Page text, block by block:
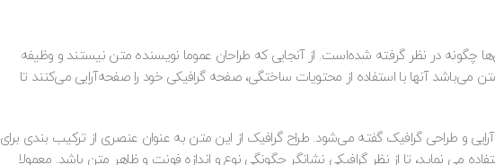
چگونه در نظر گرفته شده‌است. از آنجایی که طراحان عموما نویسنده متن نیستند و وظیفه
می‌باشد آنها با استفاده از محتویات ساختگی، صفحه گرافیکی خود را صفحه‌آرایی می‌کنند تا
و طراحی گرافیک گفته می‌شود. طراح گرافیک از این متن به عنوان عنصری از ترکیب بندی برای
نماید، تا از نظر گرافیکی نشانگر چگونگی نوع و اندازه فونت و ظاهر متن باشد. معمولا